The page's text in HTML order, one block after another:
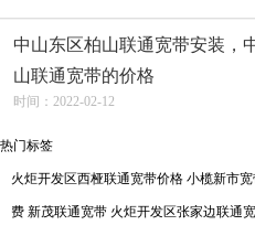
中山东区柏山联通宽带安装，
山联通宽带的价格
时间：2022-02-12
热门标签
火炬开发区西桠联通宽带价格 小榄新市
费 新茂联通宽带 火炬开发区张家边联通